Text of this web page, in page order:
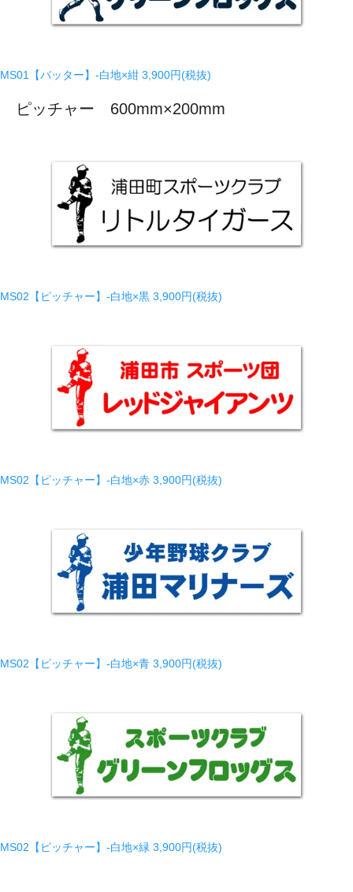
MS01【バッター】-白地×紺 3,900円(税抜)
ピッチャー 600mm×200mm
MS02【ピッチャー】-白地×黒 3,900円(税抜)
MS02【ピッチャー】-白地×赤 3,900円(税抜)
MS02【ピッチャー】-白地×青 3,900円(税抜)
MS02【ピッチャー】-白地×緑 3,900円(税抜)